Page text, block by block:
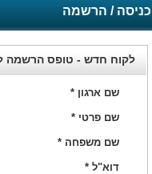
כניסה / הרשמה
לקוח חדש - טופס הרשמה
שם ארגון *
שם פרטי *
שם משפחה *
דוא"ל *